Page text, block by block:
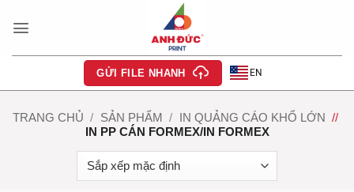
qua
GỬI FILE NHANH EN
TRANG CHỦ / SẢN PHẨM / IN QUẢNG CÁO KHỔ LỚN
/
IN PP CÁN FORMEX/IN FORMEX